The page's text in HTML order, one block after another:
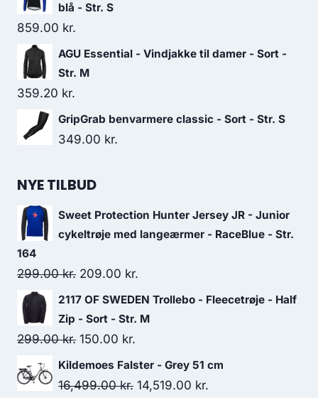
blå - Str. S
859.00 kr.
AGU Essential - Vindjakke til damer - Sort -
Str. M
359.20 kr.
GripGrab benvarmere classic - Sort - Str. S
349.00 kr.
NYE TILBUD
Sweet Protection Hunter Jersey JR - Junior
cykeltrøje med langeærmer - RaceBlue - Str.
164
299.00kr. Original
price
was:
299.00 kr..
209.00 kr.
price
is:
2117 OF SWEDEN Trollebo - Fleecetrøje - Half
Zip - Sort - Str. M
299.00kr. Original
price
was:
150.00 kr.
price
is:
Kildemoes Falster - Grey 51 cm
16,499.00kr. Original
14,519.00 kr.